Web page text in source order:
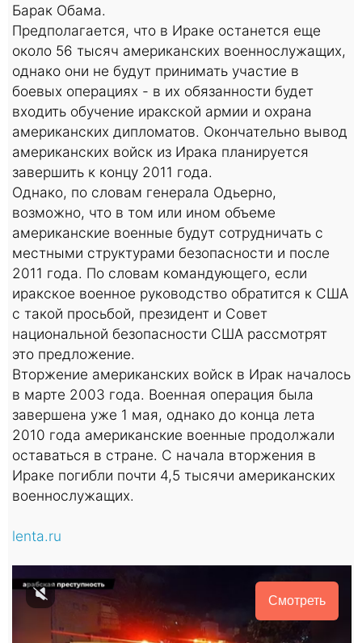
Барак Обама.
Предполагается, что в Ираке останется еще
около 56 тысяч американских военнослужащих,
однако они не будут принимать участие в
боевых операциях - в их обязанности будет
входить обучение иракской армии и охрана
американских дипломатов. Окончательно вывод
американских войск из Ирака планируется
завершить к концу 2011 года.
Однако, по словам генерала Одьерно,
возможно, что в том или ином объеме
американские военные будут сотрудничать с
местными структурами безопасности и после
2011 года. По словам командующего, если
иракское военное руководство обратится к США
с такой просьбой, президент и Совет
национальной безопасности США рассмотрят
это предложение.
Вторжение американских войск в Ирак началось
в марте 2003 года. Военная операция была
завершена уже 1 мая, однако до конца лета
2010 года американские военные продолжали
оставаться в стране. С начала вторжения в
Ираке погибли почти 4,5 тысячи американских
военнослужащих.
lenta.ru
Смотреть